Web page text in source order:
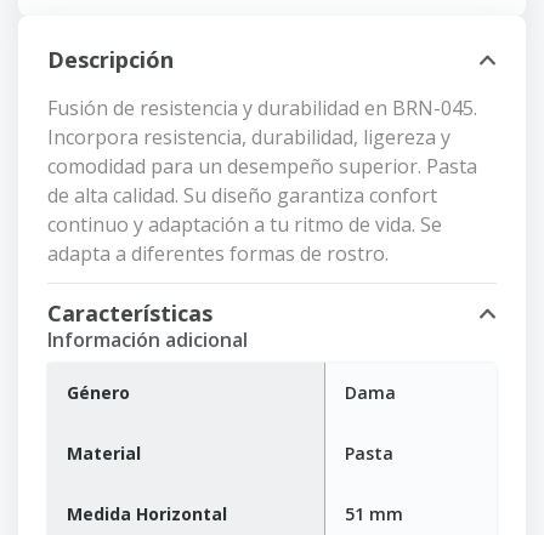
Descripción
Fusión de resistencia y durabilidad en BRN-045.
Incorpora resistencia, durabilidad, ligereza y
comodidad para un desempeño superior. Pasta
de alta calidad. Su diseño garantiza confort
continuo y adaptación a tu ritmo de vida. Se
adapta a diferentes formas de rostro.
Características
Información adicional
Género Dama
Material Pasta
Medida Horizontal 51 mm